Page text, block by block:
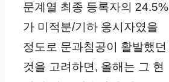
문계열 최종 등록자의 24.5%
가 미적분/기하 응시자였을
정도로 문과침공이 활발했던
것을 고려하면, 올해는 그 현